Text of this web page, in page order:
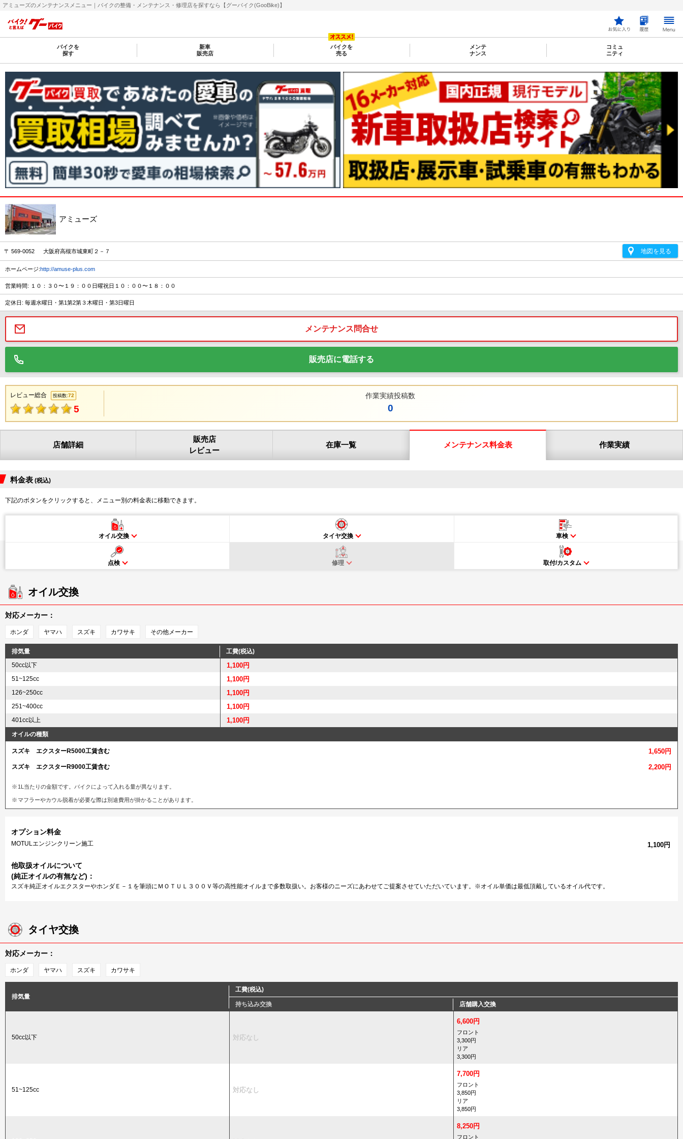
アミューズのメンテナンスメニュー｜バイクの整備・メンテナンス・修理店を探すなら【グーバイク(GooBike)】
バイクを
探す
新車
販売店
バイクを
売る
メンテ
ナンス
コミュ
ニティ
アミューズ
〒 569-0052 大阪府高槻市城東町２－７ 地図を見る
ホームページ:http://amuse-plus.com
営業時間: １０：３０〜１９：００日曜祝日１０：００〜１８：００
定休日: 毎週水曜日・第1第2第３木曜日・第3日曜日
メンテナンス問合せ
販売店に電話する
レビュー総合 投稿数:72
5
作業実績投稿数
0
店舗詳細
販売店
レビュー
在庫一覧 メンテナンス料金表 作業実績
料金表 (税込)
下記のボタンをクリックすると、メニュー別の料金表に移動できます。
オイル交換 タイヤ交換 車検
点検 修理 取付/カスタム
オイル交換
対応メーカー：
ホンダ ヤマハ スズキ カワサキ その他メーカー
排気量
工費(税込)
50cc以下
1,100円
51~125cc 1,100円
126~250cc 1,100円
251~400cc 1,100円
401cc以上 1,100円
オイルの種類
スズキ エクスターR5000工賃含む 1,650円
スズキ エクスターR9000工賃含む 2,200円
1L当たりの金額です。バイクによって入れる量が異なります。
マフラーやカウル脱着が必要な際は別途費用が掛かることがあります。
オプション料金
MOTULエンジンクリーン施工 1,100円
他取扱オイルについて
(純正オイルの有無など)：
スズキ純正オイルエクスターやホンダＥ－１を筆頭にＭＯＴＵＬ３００Ｖ等の高性能オイルまで多数取扱い。お客様のニーズにあわせてご提案させていただいています。※オイル単価は最低頂戴しているオイル代です。
タイヤ交換
対応メーカー：
ホンダ ヤマハ スズキ カワサキ
排気量
工費(税込)
持ち込み交換 店舗購入交換
50cc以下 対応なし
6,600円
フロント
3,300円
リア
3,300円
51~125cc 対応なし
7,700円
フロント
3,850円
リア
3,850円
8,250円
フロント